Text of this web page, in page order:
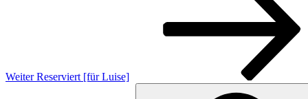
Weiter Reserviert [für Luise]